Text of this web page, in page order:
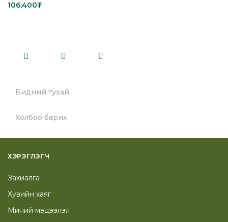
106,400₮
Бидний тухай
Холбоо барих
ХЭРЭГЛЭГЧ
Захиалга
Хувийн хаяг
Миний мэдээлэл